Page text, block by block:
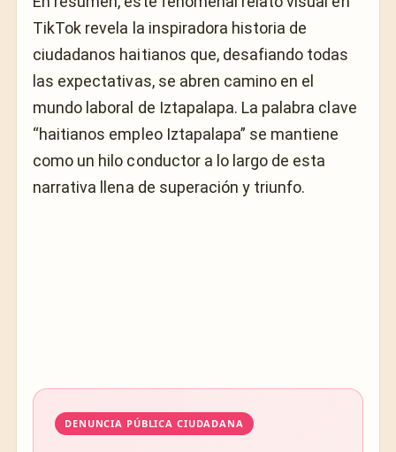
TikTok revela la inspiradora historia de
ciudadanos haitianos que, desafiando todas
las expectativas, se abren camino en el
mundo laboral de Iztapalapa. La palabra clave
“haitianos empleo Iztapalapa” se mantiene
como un hilo conductor a lo largo de esta
narrativa llena de superación y triunfo.
DENUNCIA PÚBLICA CIUDADANA